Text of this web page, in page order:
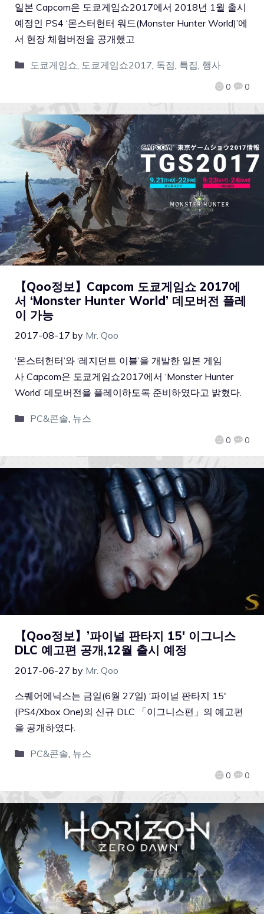
0 0
일본 Capcom은 도쿄게임쇼2017에서 2018년 1월 출시
예정인 PS4 ‘몬스터헌터 워드(Monster Hunter World)’에
서 현장 체험버전을 공개했고
도쿄게임쇼 도쿄게임쇼2017 독점 특집 행사
【Qoo정보】Capcom 도쿄게임쇼 2017에
서 ‘Monster Hunter World’ 데모버전 플레
이 가능
2017-08-17 by Mr. Qoo
0 0
‘몬스터헌터’와 ‘레지던트 이블’을 개발한 일본 게임
사 Capcom은 도쿄게임쇼2017에서 ‘Monster Hunter
World’ 데모버전을 플레이하도록 준비하였다고 밝혔다.
PC&콘솔 뉴스
【Qoo정보】’파이널 판타지 15′ 이그니스
DLC 예고편 공개,12월 출시 예정
2017-06-27 by Mr. Qoo
0 0
스퀘어에닉스는 금일(6월 27일) ‘파이널 판타지 15′
(PS4/Xbox One)의 신규 DLC 「이그니스편」의 예고편
을 공개하였다.
PC&콘솔 뉴스